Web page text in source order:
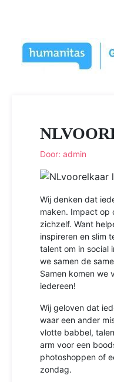
Door: admin
Wij denken dat
maken. Impact op
zichzelf. Want
inspireren en slim
talent om in social
we samen de
Samen komen we
iedereen!
Wij geloven dat
waar een ander
vlotte babbel,
arm voor een
photoshoppen of
zondag.